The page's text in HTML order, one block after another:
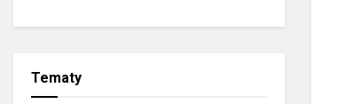
Tematy